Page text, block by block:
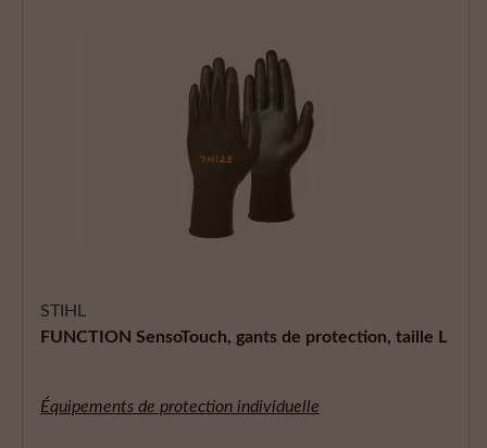
STIHL
FUNCTION SensoTouch, gants de protection, taille L
Équipements de protection individuelle